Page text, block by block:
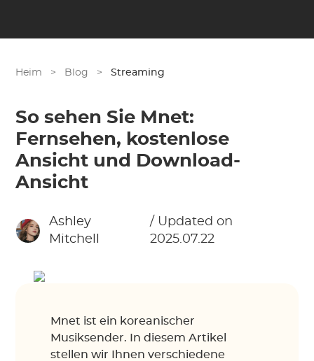
Heim > Blog > Streaming
So sehen Sie Mnet:
Fernsehen, kostenlose
Ansicht und Download-
Ansicht
Ashley
Mitchell
/ Updated on
2025.07.22
Mnet ist ein koreanischer
Musiksender. In diesem Artikel
stellen wir Ihnen verschiedene